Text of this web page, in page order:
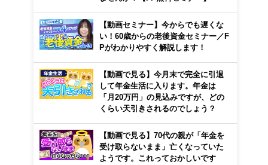
【動画セミナー】今からでも遅くな
い！60歳からの老後資金セミナー／F
Pがわかりやすく解説します！
【動画で見る】今月末で完全に引退
して年金生活に入ります。年金は
「月20万円」の見込みですが、どの
くらい天引きされるのでしょう？
【動画で見る】70代の親が「年金を
受け取らないまま」亡くなっていた
ようです。これっておかしいです